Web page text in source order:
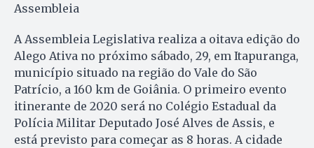
Assembleia
A Assembleia Legislativa realiza a oitava edição do
Alego Ativa no próximo sábado, 29, em Itapuranga,
município situado na região do Vale do São
Patrício, a 160 km de Goiânia. O primeiro evento
itinerante de 2020 será no Colégio Estadual da
Polícia Militar Deputado José Alves de Assis, e
está previsto para começar as 8 horas. A cidade